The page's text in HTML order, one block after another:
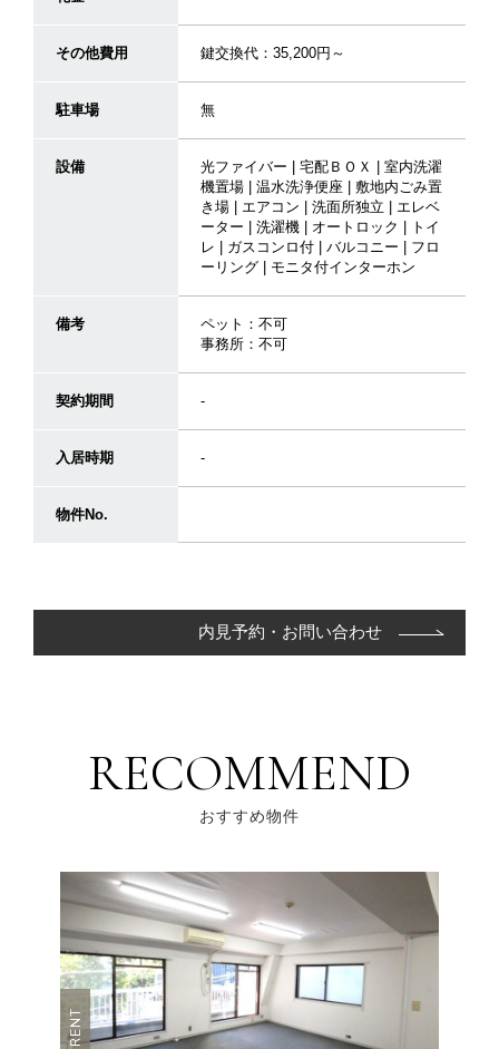
その他費用 鍵交換代：35,200円～
駐車場 無
設備
光ファイバー | 宅配ＢＯＸ | 室内洗濯
機置場 | 温水洗浄便座 | 敷地内ごみ置
き場 | エアコン | 洗面所独立 | エレベ
ーター | 洗濯機 | オートロック | トイ
レ | ガスコンロ付 | バルコニー | フロ
ーリング | モニタ付インターホン
備考
ペット：不可
事務所：不可
契約期間 -
入居時期 -
物件No.
内見予約・お問い合わせ
RECOMMEND
おすすめ物件
RENT